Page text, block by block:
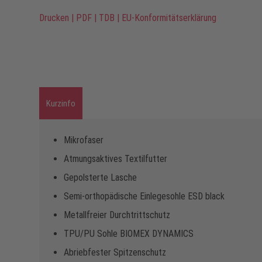
Drucken PDF TDB EU-Konformitätserklärung
Kurzinfo
Mikrofaser
Atmungsaktives Textilfutter
Gepolsterte Lasche
Semi-orthopädische Einlegesohle ESD black
Metallfreier Durchtrittschutz
TPU/PU Sohle BIOMEX DYNAMICS
Abriebfester Spitzenschutz